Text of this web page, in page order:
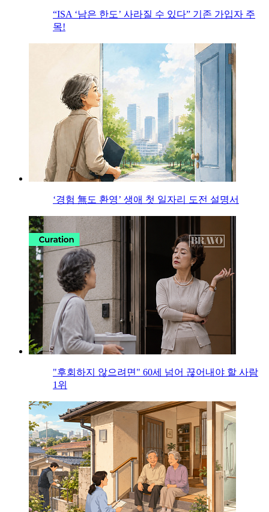
“ISA ‘남은 한도’ 사라질 수 있다” 기존 가입자 주
목!
‘경험 無도 환영’ 생애 첫 일자리 도전 설명서
"후회하지 않으려면" 60세 넘어 끊어내야 할 사람
1위